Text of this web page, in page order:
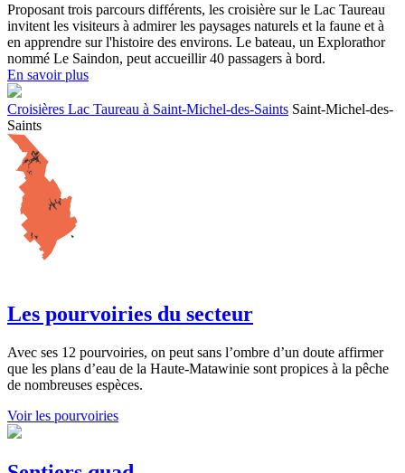
Proposant trois parcours différents, les croisière sur le Lac Taureau
invitent les visiteurs à admirer les paysages naturels et la faune et à
en apprendre sur l'histoire des environs. Le bateau, un Explorathor
nommé Le Saindon, peut accueillir 40 passagers à bord.
En savoir plus
Croisières Lac Taureau à Saint-Michel-des-Saints Saint-Michel-des-
Saints
Les pourvoiries du secteur
Avec ses 12 pourvoiries, on peut sans l’ombre d’un doute affirmer
que les plans d’eau de la Haute-Matawinie sont propices à la pêche
de nombreuses espèces.
Voir les pourvoiries